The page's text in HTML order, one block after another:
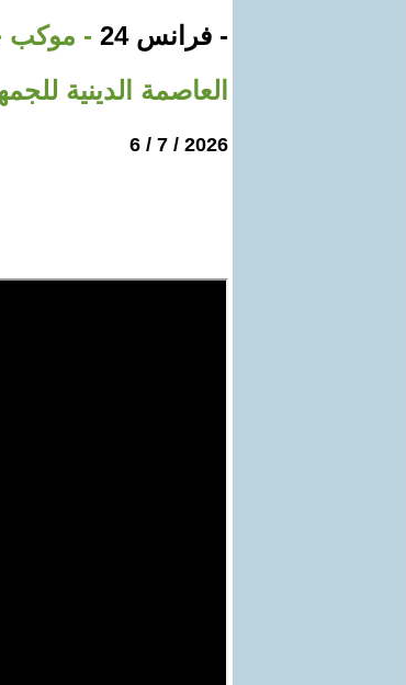
- فرانس 24
- موكب
العاصمة الدينية
2026 / 7 / 6